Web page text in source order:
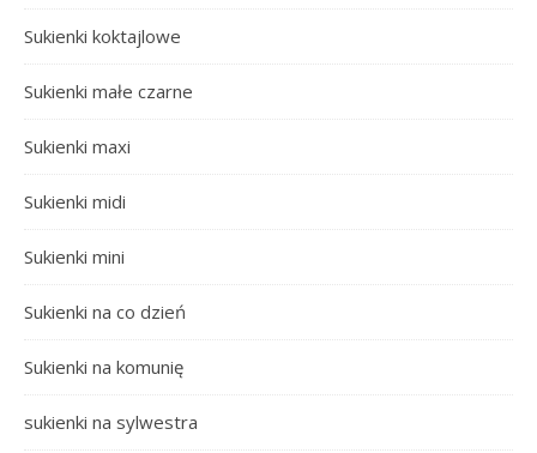
Sukienki koktajlowe
Sukienki małe czarne
Sukienki maxi
Sukienki midi
Sukienki mini
Sukienki na co dzień
Sukienki na komunię
sukienki na sylwestra